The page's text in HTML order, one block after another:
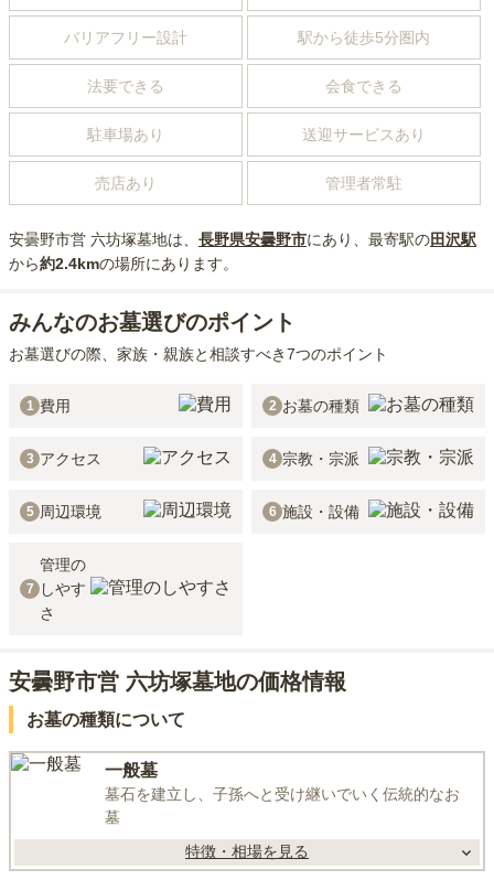
バリアフリー設計 駅から徒歩5分圏内
法要できる 会食できる
駐車場あり 送迎サービスあり
売店あり 管理者常駐
安曇野市営 六坊塚墓地は、 長野県安曇野市にあり 、最寄駅の田沢駅
から約2.4kmの場所にあり ます。
みんなのお墓選びのポイント
お墓選びの際、家族・親族と相談すべき7つのポイント
1 費用 2 お墓の種類
3 アクセス 4 宗教・宗派
5 周辺環境 6 施設・設備
7
管理の
しやす
さ
安曇野市営 六坊塚墓地の価格情報
お墓の種類について
一般墓
墓石を建立し、子孫へと受け継いでいく伝統的なお
墓
特徴・相場を見る